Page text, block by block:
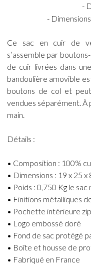
-
-
Ce sac en cuir de
s’assemble par
de cuir livrées dans
bandoulière amovible
boutons de col et
vendues séparément. À
main.
Détails :
• Composition : 100%
• Dimensions : 19 x 25 x
• Poids : 0,750 Kg le
• Finitions métalliques
• Pochette intérieure
• Logo embossé doré
• Fond de sac protégé
• Boîte et housse de
• Fabriqué en France